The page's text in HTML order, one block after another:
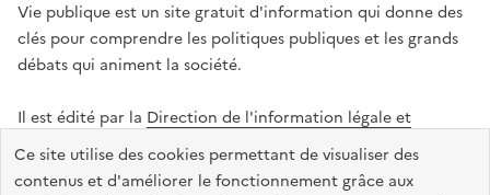
Ce site utilise des cookies permettant de visualiser des
contenus et d'améliorer le fonctionnement grâce aux
Vie publique est un site gratuit d'information qui donne des
clés pour comprendre les politiques publiques et les grands
débats qui animent la société.
Il est édité par la Direction de l'information légale et
administrative